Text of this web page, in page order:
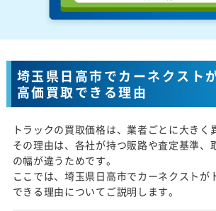
埼玉県日高市でカーネクスト
高価買取できる理由
トラックの買取価格は、業者ごとに大きく
その理由は、各社が持つ販路や査定基準、
の幅が違うためです。
ここでは、埼玉県日高市でカーネクストが
できる理由についてご説明します。